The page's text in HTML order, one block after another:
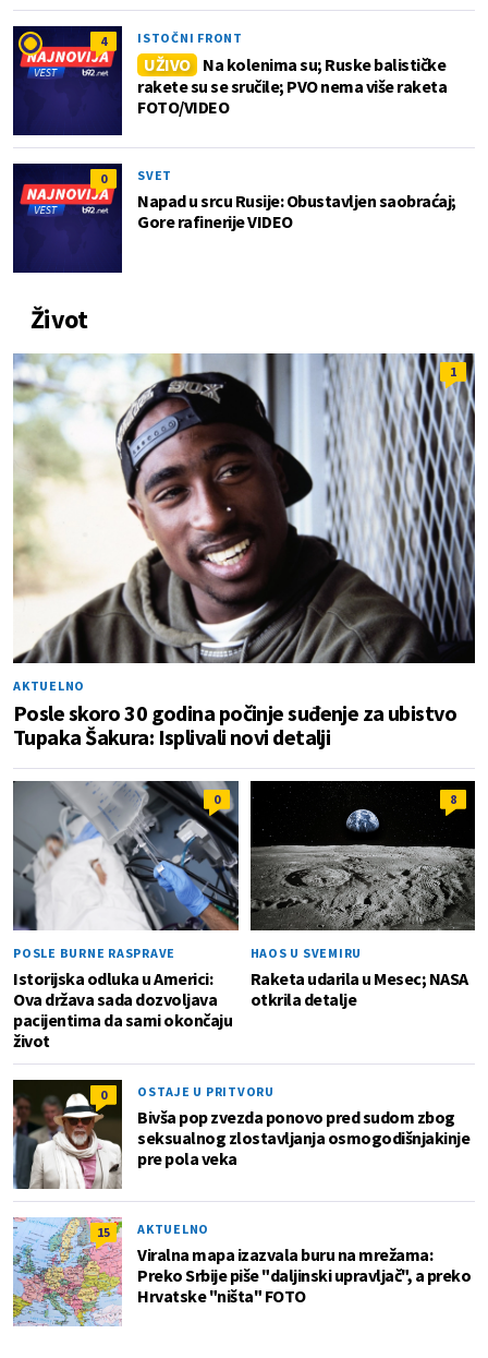
4 ISTOČNI FRONT
UŽIVO
Na kolenima su; Ruske balističke
rakete su se sručile; PVO nema više raketa
FOTO/VIDEO
0 SVET
Napad u srcu Rusije: Obustavljen saobraćaj;
Gore rafinerije VIDEO
Život
1
AKTUELNO
Posle skoro 30 godina počinje suđenje za ubistvo
Tupaka Šakura: Isplivali novi detalji
0
POSLE BURNE RASPRAVE
Istorijska odluka u Americi:
Ova država sada dozvoljava
pacijentima da sami okončaju
život
8
HAOS U SVEMIRU
Raketa udarila u Mesec; NASA
otkrila detalje
0 OSTAJE U PRITVORU
Bivša pop zvezda ponovo pred sudom zbog
seksualnog zlostavljanja osmogodišnjakinje
pre pola veka
15 AKTUELNO
Viralna mapa izazvala buru na mrežama:
Preko Srbije piše "daljinski upravljač", a preko
Hrvatske "ništa" FOTO